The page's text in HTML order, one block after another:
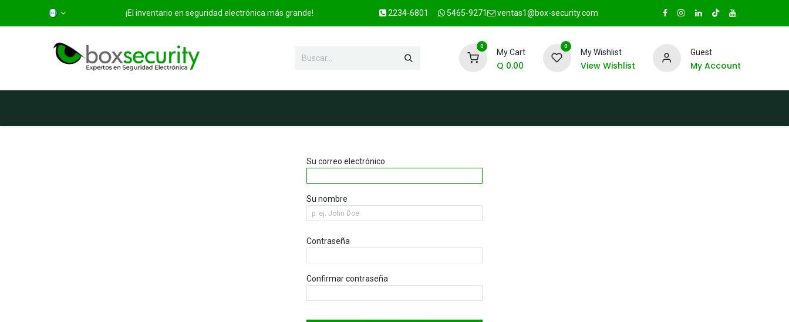
¡El inventario en seguridad electrónica más grande! 2234-6801 5465-9271 ventas1@box-security.com
0
My Cart
Q 0.00
0
My Wishlist
View Wishlist
Guest
My Account
Su correo electrónico
Su nombre
Contraseña
Confirmar contraseña